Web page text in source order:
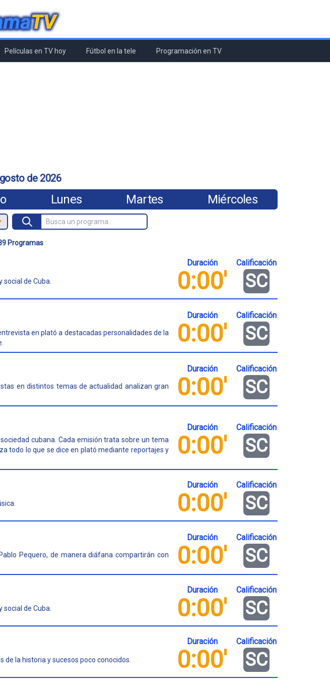
Películas en TV hoy Fútbol en la tele Programación en TV
de 2026
Lunes Martes Miércoles
Programas
de Cuba.
Duración
0:00'
Calificación
SC
en plató a destacadas personalidades de la
Duración
0:00'
Calificación
SC
en distintos temas de actualidad analizan gran
Duración
0:00'
Calificación
SC
cubana. Cada emisión trata sobre un tema
todo lo que se dice en plató mediante reportajes y
Duración
0:00'
Calificación
SC
Duración
0:00'
Calificación
SC
Pequero, de manera diáfana compartirán con
Duración
0:00'
Calificación
SC
de Cuba.
Duración
0:00'
Calificación
SC
la historia y sucesos poco conocidos.
Duración
0:00'
Calificación
SC